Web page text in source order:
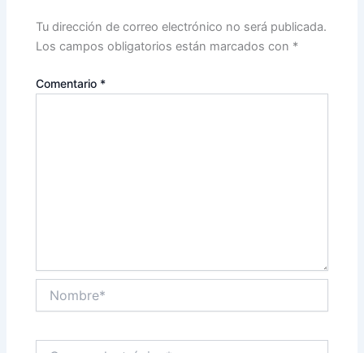
Tu dirección de correo electrónico no será publicada.
Los campos obligatorios están marcados con *
Comentario *